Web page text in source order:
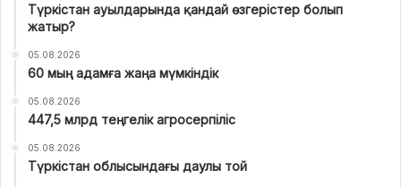
Түркістан ауылдарында қандай өзгерістер болып
жатыр?
05.08.2026
60 мың адамға жаңа мүмкіндік
05.08.2026
447,5 млрд теңгелік агросерпіліс
05.08.2026
Түркістан облысындағы даулы той